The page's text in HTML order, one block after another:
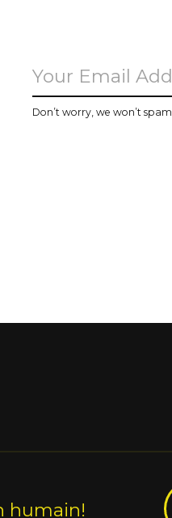
Don’t worry, we won’t spam
humain!